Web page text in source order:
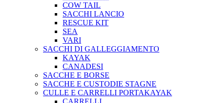
COW TAIL
SACCHI LANCIO
RESCUE KIT
SEA
VARI
SACCHI DI GALLEGGIAMENTO
KAYAK
CANADESI
SACCHE E BORSE
SACCHE E CUSTODIE STAGNE
CULLE E CARRELLI PORTAKAYAK
CARRELLI